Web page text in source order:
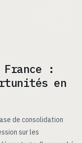
France :
en
de consolidation
sur les